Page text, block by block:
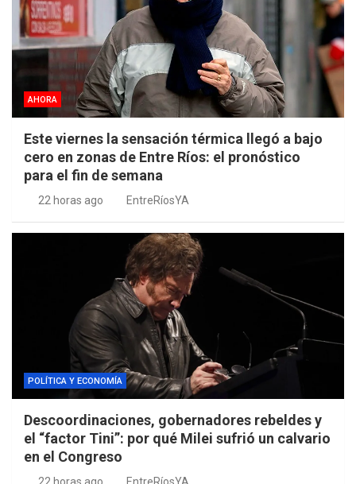
AHORA
Este viernes la sensación térmica llegó a bajo
cero en zonas de Entre Ríos: el pronóstico
para el fin de semana
22 horas ago EntreRíosYA
POLÍTICA Y ECONOMÍA
Descoordinaciones, gobernadores rebeldes y
el “factor Tini”: por qué Milei sufrió un calvario
en el Congreso